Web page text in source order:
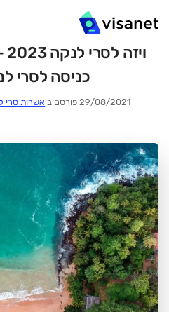
כניסה לסרי
29/08/2021 פורסם ב אשרות סרי